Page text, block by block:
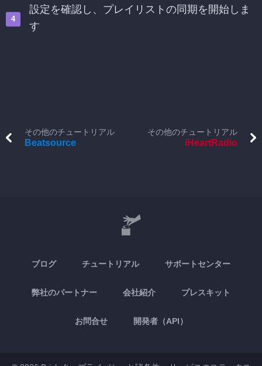
設定を確認し、プレイリストの同期を開始しま
す
その他のチュートリアル
Beatsource
その他のチュートリアル
iHeartRadio
ブログ チュートリアル サポートセンター
弊社のパートナー 会社紹介 プレスキット
お問合せ 開発者（API）